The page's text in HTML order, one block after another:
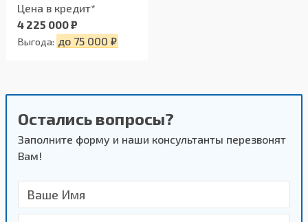
Цена в кредит*
4 225 000 ₽
Выгода: до 75 000 ₽
Остались вопросы?
Заполните форму и наши консультанты перезвонят
Вам!